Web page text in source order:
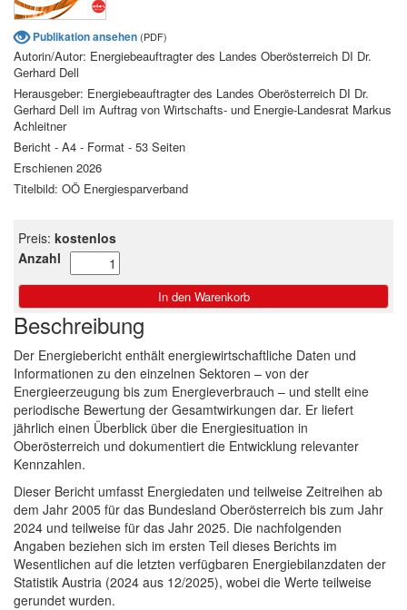
Publikation ansehen (PDF)
Autorin/Autor: Energiebeauftragter des Landes Oberösterreich DI Dr.
Gerhard Dell
Herausgeber: Energiebeauftragter des Landes Oberösterreich DI Dr.
Gerhard Dell im Auftrag von Wirtschafts- und Energie-Landesrat Markus
Achleitner
Bericht - A4 - Format - 53 Seiten
Erschienen 2026
Titelbild: OÖ Energiesparverband
Preis: kostenlos
Anzahl
Beschreibung
Der Energiebericht enthält energiewirtschaftliche Daten und
Informationen zu den einzelnen Sektoren – von der
Energieerzeugung bis zum Energieverbrauch – und stellt eine
periodische Bewertung der Gesamtwirkungen dar. Er liefert
jährlich einen Überblick über die Energiesituation in
Oberösterreich und dokumentiert die Entwicklung relevanter
Kennzahlen.
Dieser Bericht umfasst Energiedaten und teilweise Zeitreihen ab
dem Jahr 2005 für das Bundesland Oberösterreich bis zum Jahr
2024 und teilweise für das Jahr 2025. Die nachfolgenden
Angaben beziehen sich im ersten Teil dieses Berichts im
Wesentlichen auf die letzten verfügbaren Energiebilanzdaten der
Statistik Austria (2024 aus 12/2025), wobei die Werte teilweise
gerundet wurden.